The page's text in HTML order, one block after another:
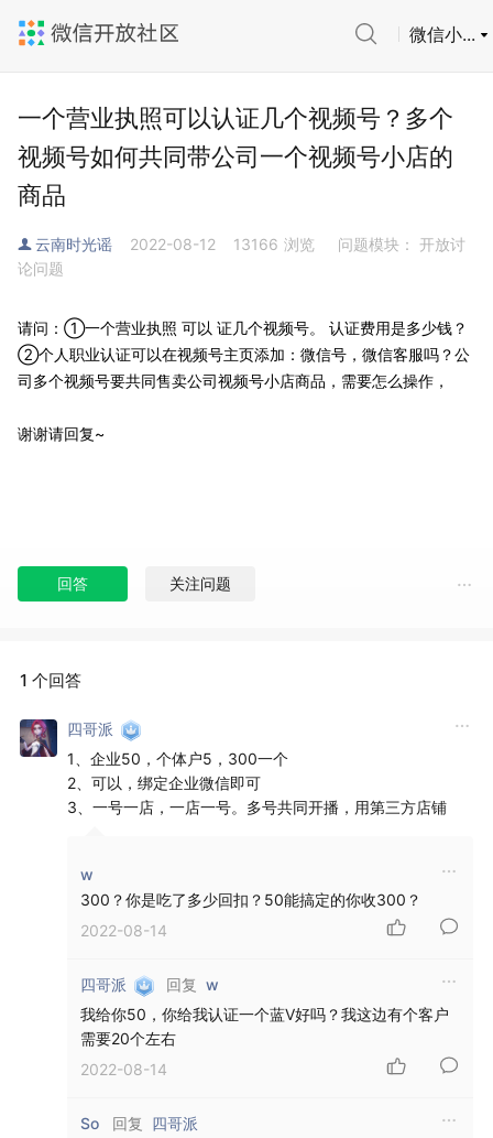
微信小...
一个营业执照可以认证几个视频号？多个
视频号如何共同带公司一个视频号小店的
商品
云南时光谣 2022-08-12 13166 浏览
问题模块： 开放讨
论问题
请问：①一个营业执照 可以 证几个视频号。 认证费用是多少钱？
②个人职业认证可以在视频号主页添加：微信号，微信客服吗？公
司多个视频号要共同售卖公司视频号小店商品，需要怎么操作，
谢谢请回复~
回答 关注问题
1 个回答
四哥派
1、企业50，个体户5，300一个
2、可以，绑定企业微信即可
3、一号一店，一店一号。多号共同开播，用第三方店铺
w
300？你是吃了多少回扣？50能搞定的你收300？
2022-08-14
四哥派 回复 w
我给你50，你给我认证一个蓝V好吗？我这边有个客户
需要20个左右
2022-08-14
So 回复
四哥派